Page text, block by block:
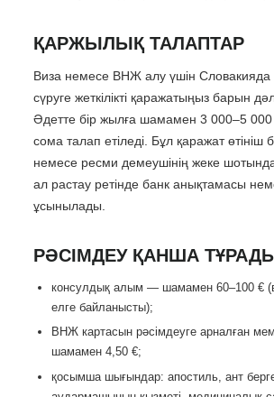
ҚАРЖЫЛЫҚ ТАЛАПТАР
Виза немесе ВНЖ алу үшін Словакияда
сүруге жеткілікті қаражатыңыз барын
Әдетте бір жылға шамамен 3 000–5 000
сома талап етіледі. Бұл қаражат өтініш
немесе ресми демеушінің жеке
ал растау ретінде банк анықтамасы
ұсынылады.
РӘСІМДЕУ ҚАНША
консулдық алым — шамамен 60–100 €
елге байланысты);
ВНЖ картасын рәсімдеуге арналған
шамамен 4,50 €;
қосымша шығындар: апостиль, ант